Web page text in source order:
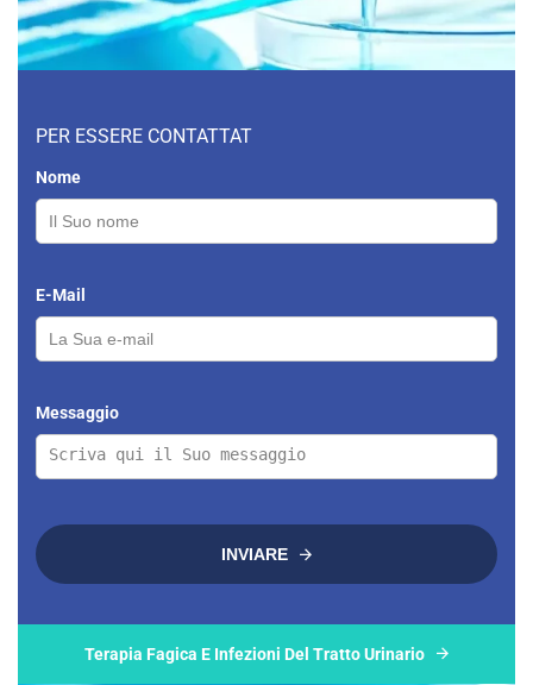
PER ESSERE CONTATTAT
Nome
E-Mail
Messaggio
INVIARE
Terapia Fagica E Infezioni Del Tratto Urinario